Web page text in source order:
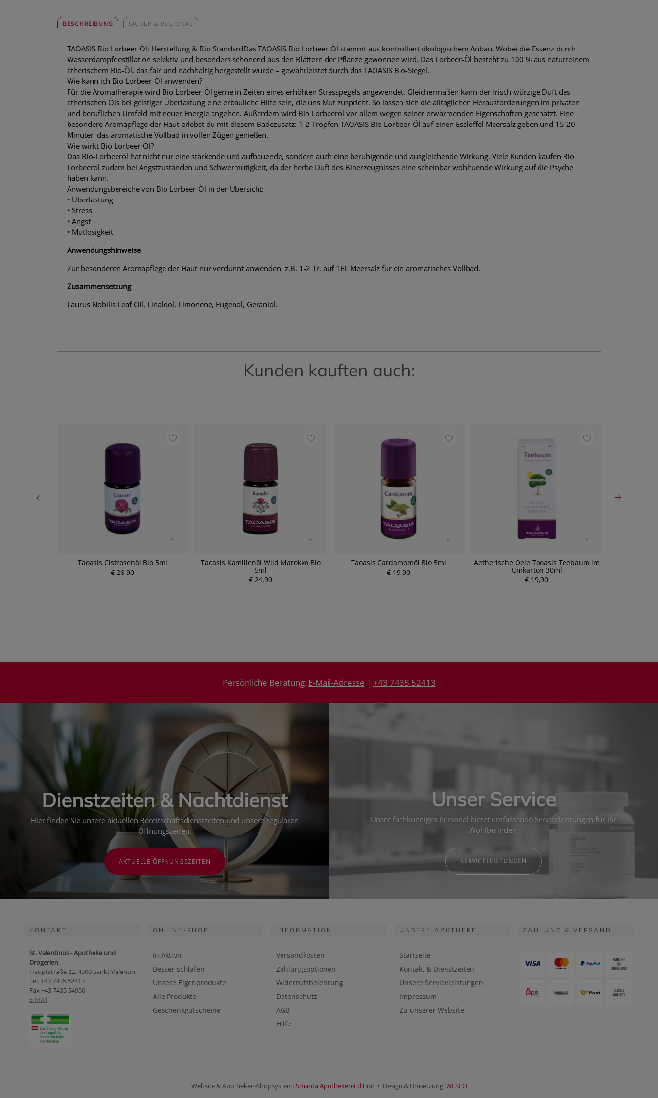
BESCHREIBUNG SICHER & REGIONAL
TAOASIS Bio Lorbeer-Öl: Herstellung & Bio-StandardDas TAOASIS Bio Lorbeer-Öl stammt aus kontrolliert ökologischem Anbau. Wobei die Essenz durch
Wasserdampfdestillation selektiv und besonders schonend aus den Blättern der Pflanze gewonnen wird. Das Lorbeer-Öl besteht zu 100 % aus naturreinem
ätherischem Bio-Öl, das fair und nachhaltig hergestellt wurde – gewährleistet durch das TAOASIS Bio-Siegel.
Wie kann ich Bio Lorbeer-Öl anwenden?
Für die Aromatherapie wird Bio Lorbeer-Öl gerne in Zeiten eines erhöhten Stresspegels angewendet. Gleichermaßen kann der frisch-würzige Duft des
ätherischen Öls bei geistiger Überlastung eine erbauliche Hilfe sein, die uns Mut zuspricht. So lassen sich die alltäglichen Herausforderungen im privaten
und beruflichen Umfeld mit neuer Energie angehen. Außerdem wird Bio Lorbeeröl vor allem wegen seiner erwärmenden Eigenschaften geschätzt. Eine
besondere Aromapflege der Haut erlebst du mit diesem Badezusatz: 1-2 Tropfen TAOASIS Bio Lorbeer-Öl auf einen Esslöffel Meersalz geben und 15-20
Minuten das aromatische Vollbad in vollen Zügen genießen.
Wie wirkt Bio Lorbeer-Öl?
Das Bio-Lorbeeröl hat nicht nur eine stärkende und aufbauende, sondern auch eine beruhigende und ausgleichende Wirkung. Viele Kunden kaufen Bio
Lorbeeröl zudem bei Angstzuständen und Schwermütigkeit, da der herbe Duft des Bioerzeugnisses eine scheinbar wohltuende Wirkung auf die Psyche
haben kann.
Anwendungsbereiche von Bio Lorbeer-Öl in der Übersicht:
• Überlastung
• Stress
• Angst
• Mutlosigkeit
Anwendungshinweise
Zur besonderen Aromapflege der Haut nur verdünnt anwenden, z.B. 1-2 Tr. auf 1EL Meersalz für ein aromatisches Vollbad.
Zusammensetzung
Laurus Nobilis Leaf Oil, Linalool, Limonene, Eugenol, Geraniol.
Kunden kauften auch:
Taoasis Cistrosenöl Bio 5ml
€ 26,90
Taoasis Kamillenöl Wild Marokko Bio
5ml
€ 24,90
Taoasis Cardamomöl Bio 5ml
€ 19,90
Aetherische Oele Taoasis Teebaum im
Umkarton 30ml
€ 19,90
P
P P
r
Persönliche Beratung: E-Mail-Adresse | +43 7435 52413
Dienstzeiten & Nachtdienst
Hier finden Sie unsere aktuellen Bereitschaftsdienstzeiten und unsere regulären
Öffnungszeiten.
AKTUELLE ÖFFNUNGSZEITEN
Unser Service
Unser fachkundiges Personal bietet umfassende Serviceleistungen für Ihr
Wohlbefinden.
SERVICELEISTUNGEN
KONTAKT
St. Valentinus - Apotheke und
Drogerien
Hauptstraße 22, 4300 Sankt Valentin
Tel. +43 7435 52413
Fax +43 7435 54950
E-Mail
ONLINE-SHOP
In Aktion
Besser schlafen
Unsere Eigenprodukte
Alle Produkte
Geschenkgutscheine
INFORMATION
Versandkosten
Zahlungsoptionen
Widerrufsbelehrung
Datenschutz
AGB
Hilfe
UNSERE APOTHEKE
Startseite
Kontakt & Dienstzeiten
Unsere Serviceleistungen
Impressum
Zu unserer Website
ZAHLUNG & VERSAND
Website & Apotheken-Shopsystem:Smarda Apotheken-Edition • Design & Umsetzung:WESEO